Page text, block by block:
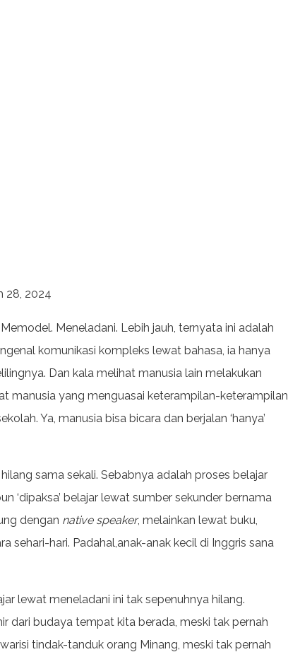
28, 2024
Meneladani. Lebih jauh, ternyata ini adalah
komunikasi kompleks lewat bahasa, ia hanya
Dan kala melihat manusia lain melakukan
manusia yang menguasai keterampilan-keterampilan
Ya, manusia bisa bicara dan berjalan ‘hanya’
sama sekali. Sebabnya adalah proses belajar
‘dipaksa’ belajar lewat sumber sekunder bernama
dengan native speaker, melainkan lewat buku,
sehari-hari. Padahal,anak-anak kecil di Inggris sana
lewat meneladani ini tak sepenuhnya hilang.
dari budaya tempat kita berada, meski tak pernah
tindak-tanduk orang Minang, meski tak pernah